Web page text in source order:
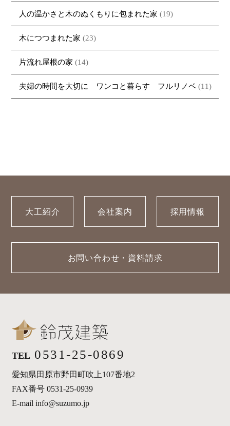
人の温かさと木のぬくもりに包まれた家 (19)
木につつまれた家 (23)
片流れ屋根の家 (14)
夫婦の時間を大切に ワンコと暮らす フルリノベ (11)
大工紹介 会社案内 採用情報
お問い合わせ・資料請求
TEL 0531-25-0869
愛知県田原市野田町吹上107番地2
FAX番号 0531-25-0939
E-mail info@suzumo.jp